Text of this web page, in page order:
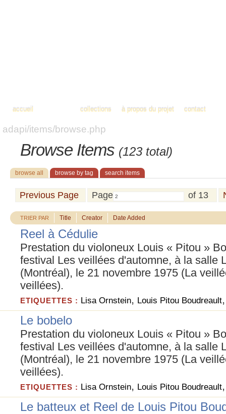
accueil collections à propos du projet contact
adapi/items/browse.php
Browse Items (123 total)
browse all browse by tag search items
Previous Page Page of 13
TRIER PAR Title Creator Date Added
Reel à Cédulie
Prestation du violoneux Louis « Pitou »
festival Les veillées d'automne, à la salle
(Montréal), le 21 novembre 1975 (La
veillées).
ETIQUETTES : Lisa Ornstein, Louis Pitou Boudreault
Le bobelo
Prestation du violoneux Louis « Pitou »
festival Les veillées d'automne, à la salle
(Montréal), le 21 novembre 1975 (La
veillées).
ETIQUETTES : Lisa Ornstein, Louis Pitou Boudreault
Le batteux et Reel de Louis Pitou